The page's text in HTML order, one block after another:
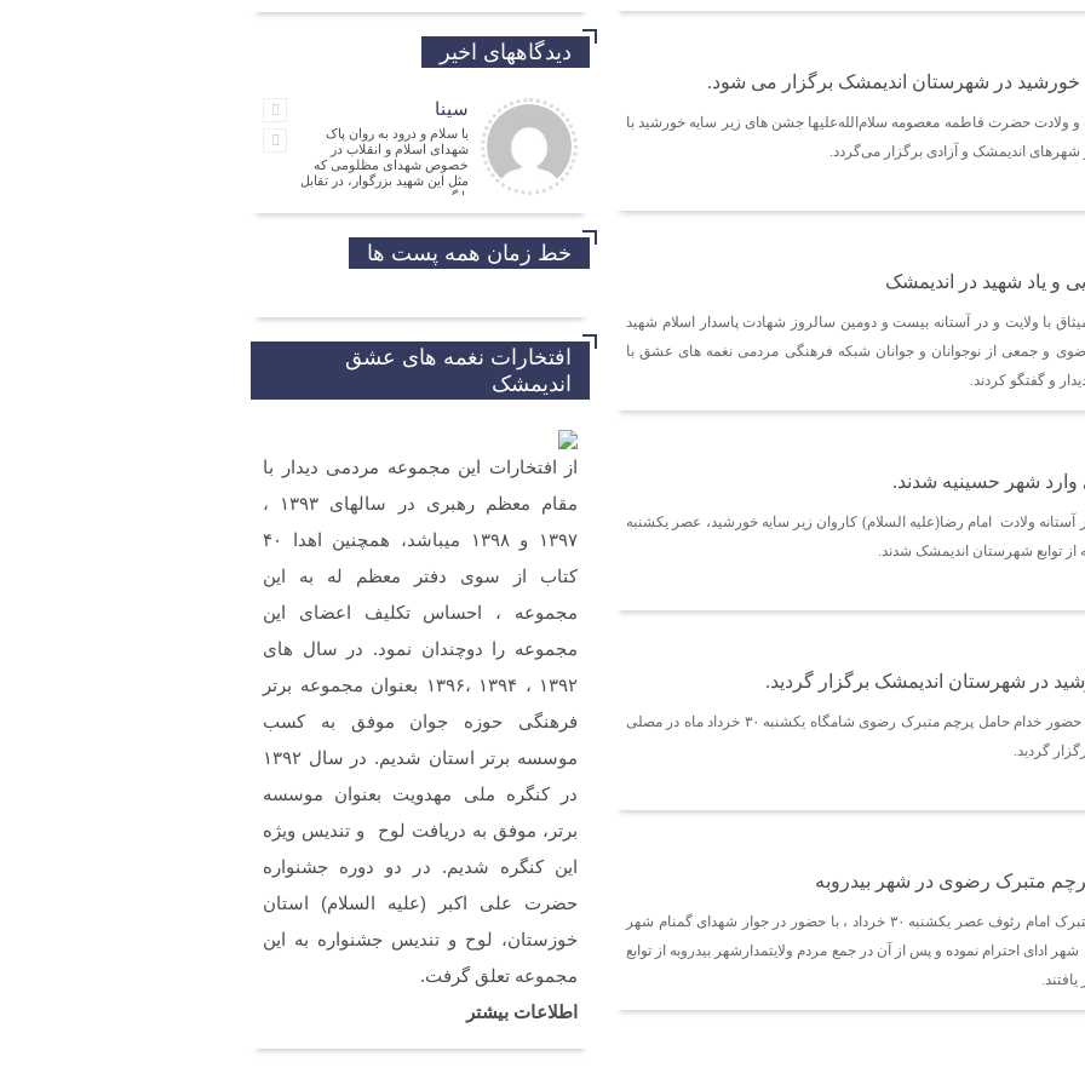
در شهرستان اندیمشک برگزار می شود.
و ولادت حضرت فاطمه معصومه سلام‌الله‌علیها جشن های زیر سایه خورشید با
اندیمشک و آزادی برگزار می‌گردد.
و یاد شهید در اندیمشک
با ولایت و در آستانه بیست و دومین سالروز شهادت پاسدار اسلام شهید
و جمعی از نوجوانان و جوانان شبکه فرهنگی مردمی نغمه های عشق با
و گفتگو کردند.
شهر حسینیه شدند.
ولادت امام رضا(علیه السلام) کاروان زیر سایه خورشید، عصر یکشنبه
در شهرستان اندیمشک برگزار گردید.
جشن زیر سایه خورشید با حضور خدام حامل پرچم متبرک رضوی شامگاه یکشنبه ۳۰ خرداد ماه در مصلی
گردید.
متبرک رضوی در شهر بیدروبه
خدام رضوی حامل پرچم متبرک امام رئوف عصر یکشنبه ۳۰ خرداد ، با حضور در جوار شهدای گمنام شهر
شهر ادای احترام نموده و پس از آن در جمع مردم ولایتمدارشهر بیدروبه از توابع
دیدگاههای اخیر
سینا
با سلام و درود به روان پاک
شهدای اسلام و انقلاب در
خصوص شهدای مظلومی که
مثل این شهید بزرگوار، در تقابل
با گروه
جمالی نسب
موفق باشید و تندرست
مهدی شریفی
خداروشکر که جوانانی مثه شما
داریم.
مدیر
سلام و ارادت. بله از طریق خط
تلفن شما در شبکه های مجازی
ارسال گردید.
سلام خسته نباشین فایل صوتی
بیکلام سرود حجاب فاطمی رو
می خواستم .(دختران بهشتی)
خط زمان همه پست ها
افتخارات نغمه های عشق
اندیمشک
از افتخارات این مجموعه مردمی دیدار با
مقام معظم رهبری در سالهای ۱۳۹۳ ،
۱۳۹۷ و ۱۳۹۸ میباشد، همچنین اهدا ۴۰
کتاب از سوی دفتر معظم له به این
مجموعه ، احساس تکلیف اعضای این
مجموعه را دوچندان نمود. در سال های
۱۳۹۲ ، ۱۳۹۴ ،۱۳۹۶ بعنوان مجموعه برتر
فرهنگی حوزه جوان موفق به کسب
موسسه برتر استان شدیم. در سال ۱۳۹۲
در کنگره ملی مهدویت بعنوان موسسه
برتر، موفق به دریافت لوح و تندیس ویژه
این کنگره شدیم. در دو دوره جشنواره
حضرت علی اکبر (علیه السلام) استان
خوزستان، لوح و تندیس جشنواره به این
مجموعه تعلق گرفت.
اطلاعات بیشتر